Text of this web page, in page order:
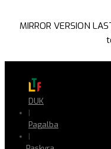
MIRROR VERSION
DUK
|
Pagalba
|